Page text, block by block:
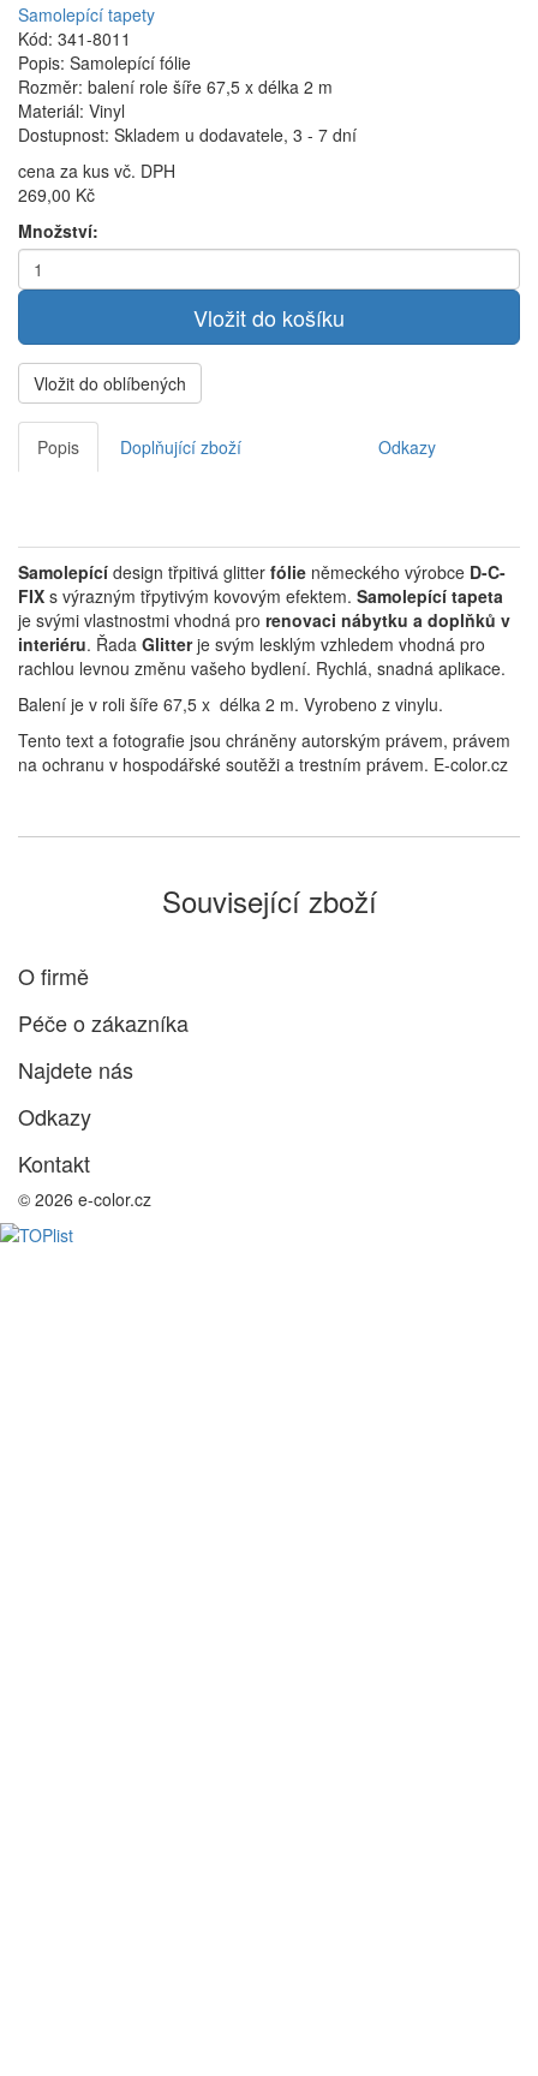
Samolepící tapety
Kód: 341-8011
Popis: Samolepící fólie
Rozměr: balení role šíře 67,5 x délka 2 m
Materiál: Vinyl
Dostupnost: Skladem u dodavatele, 3 - 7 dní
cena za kus vč. DPH
269,00 Kč
Množství:
Vložit do oblíbených
Popis Doplňující zboží Odkazy
Samolepící design třpitivá glitter fólie německého výrobce D-C-
FIX s výrazným třpytivým kovovým efektem. Samolepící tapeta
je svými vlastnostmi vhodná pro renovaci nábytku a doplňků v
interiéru. Řada Glitterje svým lesklým vzhledem vhodná pro
rachlou levnou změnu vašeho bydlení. Rychlá, snadná aplikace.
Balení je v roli šíře 67,5 x délka 2 m. Vyrobeno z vinylu.
Tento text a fotografie jsou chráněny autorským právem, právem
na ochranu v hospodářské soutěži a trestním právem. E-color.cz
Související zboží
O firmě
Péče o zákazníka
Najdete nás
Odkazy
Kontakt
© 2026 e-color.cz